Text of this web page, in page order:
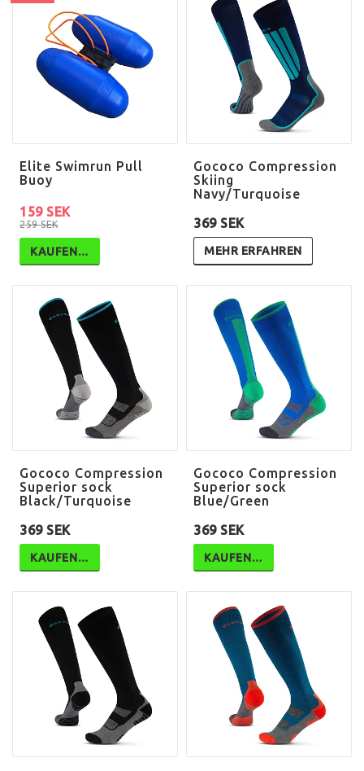
Elite Swimrun Pull
Buoy
259 SEK
159 SEK
KAUFEN…
Gococo Compression
Skiing
Navy/Turquoise
369 SEK
MEHR ERFAHREN
Gococo Compression
Superior sock
Black/Turquoise
369 SEK
KAUFEN…
Gococo Compression
Superior sock
Blue/Green
369 SEK
KAUFEN…